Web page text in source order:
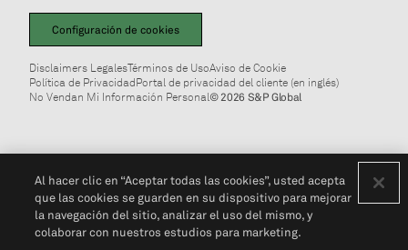
Configuración de cookies
Disclaimers LegalesTérminos de UsoAviso de Cookie
Política de PrivacidadPortal de privacidad del cliente (en inglés)
No Vendan Mi Información Personal© 2026 S&P Global
Al hacer clic en “Aceptar todas las cookies”, usted acepta
que las cookies se guarden en su dispositivo para mejorar
la navegación del sitio, analizar el uso del mismo, y
colaborar con nuestros estudios para marketing.